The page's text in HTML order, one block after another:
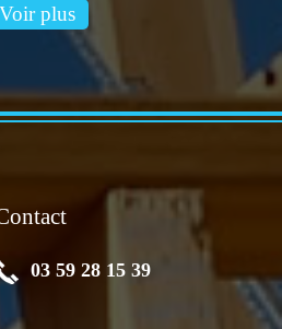
Voir plus
03 59 28 15 39